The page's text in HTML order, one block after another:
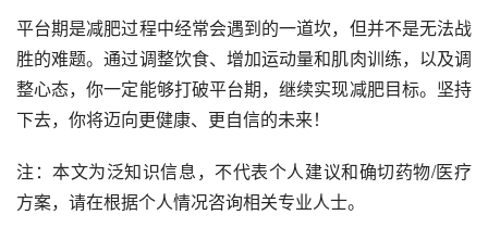
平台期是减肥过程中经常会遇到的一道坎，但并不是无法战
胜的难题。通过调整饮食、增加运动量和肌肉训练，以及调
整心态，你一定能够打破平台期，继续实现减肥目标。坚持
下去，你将迈向更健康、更自信的未来！
注：本文为泛知识信息，不代表个人建议和确切药物/医疗
方案，请在根据个人情况咨询相关专业人士。